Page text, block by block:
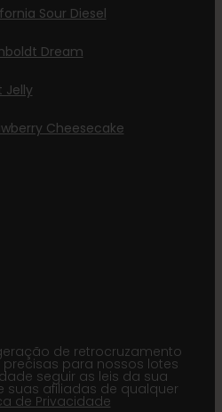
Sour Diesel
Dream
Jelly
Cheesecake
de retrocruzamento
para nossos lotes
seguir as leis da sua
suas afiliadas de qualquer
de Privacidade